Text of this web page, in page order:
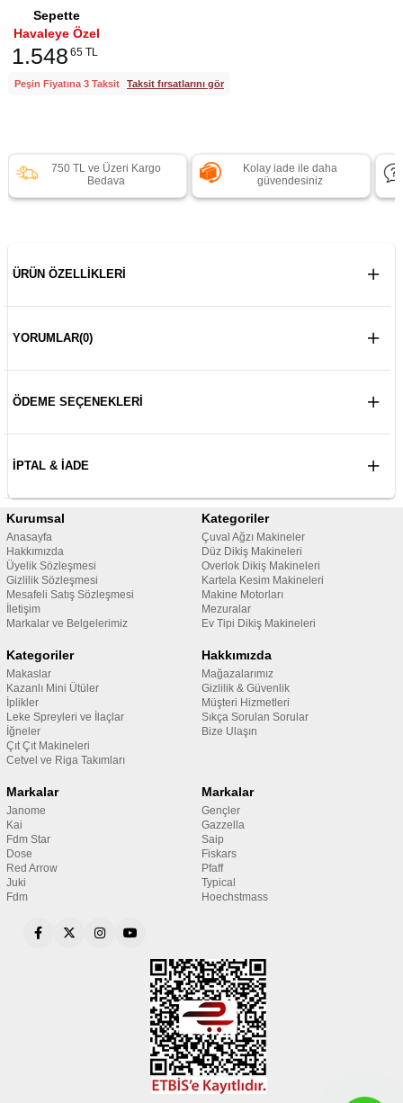
Sepette
Havaleye Özel
1.548 65 TL
Peşin Fiyatına 3 Taksit Taksit fırsatlarını gör
750 TL ve Üzeri Kargo
Bedava
Kolay iade ile daha
güvendesiniz
ÜRÜN ÖZELLIKLERI
YORUMLAR(0)
ÖDEME SEÇENEKLERI
İPTAL & İADE
Kurumsal
Anasayfa
Hakkımızda
Üyelik Sözleşmesi
Gizlilik Sözleşmesi
Mesafeli Satış Sözleşmesi
İletişim
Markalar ve Belgelerimiz
Kategoriler
Çuval Ağzı Makineler
Düz Dikiş Makineleri
Overlok Dikiş Makineleri
Kartela Kesim Makineleri
Makine Motorları
Mezuralar
Ev Tipi Dikiş Makineleri
Kategoriler
Makaslar
Kazanlı Mini Ütüler
İplikler
Leke Spreyleri ve İlaçlar
İğneler
Çıt Çıt Makineleri
Cetvel ve Riga Takımları
Hakkımızda
Mağazalarımız
Gizlilik & Güvenlik
Müşteri Hizmetleri
Sıkça Sorulan Sorular
Bize Ulaşın
Markalar
Janome
Kai
Fdm Star
Dose
Red Arrow
Juki
Fdm
Markalar
Gençler
Gazzella
Saip
Fiskars
Pfaff
Typical
Hoechstmass